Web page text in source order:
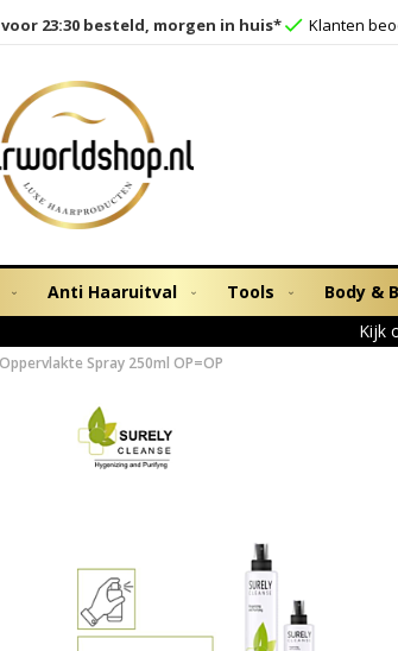
23:30 besteld, morgen in huis* Klanten
Anti Haaruitval Tools Body &
Kijk
Spray 250ml OP=OP